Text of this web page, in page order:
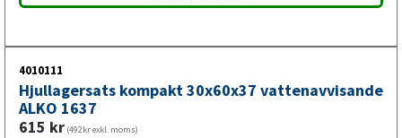
4010111
Hjullagersats kompakt 30x60x37 vattenavvisande
ALKO 1637
615 kr (492kr exkl. moms)